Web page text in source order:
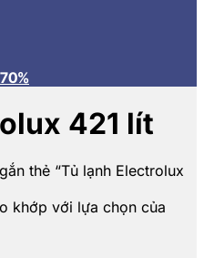
421 lít
thẻ “Tủ lạnh Electrolux
khớp với lựa chọn của